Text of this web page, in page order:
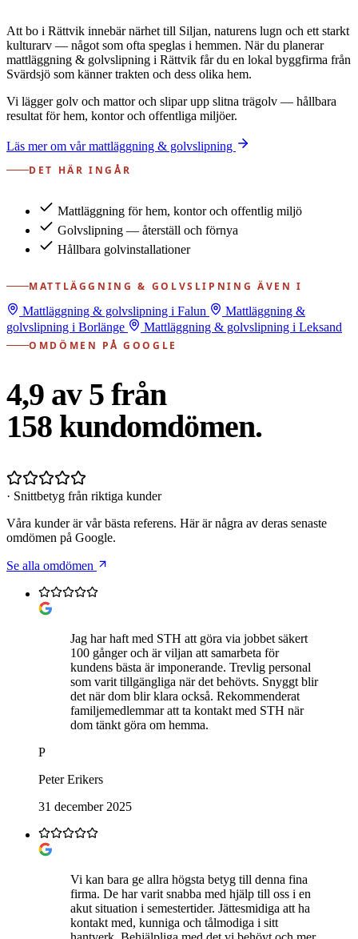
Att bo i Rättvik innebär närhet till Siljan, naturens lugn och ett starkt
kulturarv — något som ofta speglas i hemmen. När du planerar
mattläggning & golvslipning i Rättvik får du en lokal byggfirma från
Svärdsjö som känner trakten och dess olika hem.
Vi lägger golv och mattor och slipar upp slitna trägolv — hållbara
resultat för hem, kontor och offentliga miljöer.
Läs mer om vår mattläggning & golvslipning
DET HÄR INGÅR
Mattläggning för hem, kontor och offentlig miljö
Golvslipning — återställ och förnya
Hållbara golvinstallationer
MATTLÄGGNING & GOLVSLIPNING ÄVEN I
Mattläggning & golvslipning i Falun
Mattläggning &
golvslipning i Borlänge
Mattläggning & golvslipning i Leksand
OMDÖMEN PÅ GOOGLE
4,9 av 5 från
158 kundomdömen.
· Snittbetyg från riktiga kunder
Våra kunder är vår bästa referens. Här är några av deras senaste
omdömen på Google.
Se alla omdömen
Jag har haft med STH att göra via jobbet säkert
100 gånger och är viljan att samarbeta för
kundens bästa är imponerande. Trevlig personal
som varit tillgängliga när det behövts. Snyggt blir
det när dom blir klara också. Rekommenderat
familjemedlemmar att ta kontakt med STH när
dom tänkt göra om hemma.
P
Peter Erikers
31 december 2025
Vi kan bara ge allra högsta betyg till denna fina
firma. De har varit snabba med hjälp till oss i en
akut situation i semestertider. Jättesmidiga att ha
kontakt med, kunniga och tålmodiga i sitt